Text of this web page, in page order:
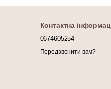
Контактна
0674605254
Передзвонити вам?